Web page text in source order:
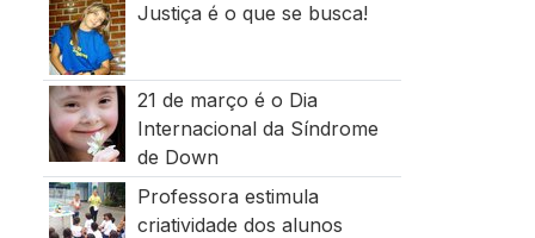
Justiça é o que se busca!
21 de março é o Dia
Internacional da Síndrome
de Down
Professora estimula
criatividade dos alunos